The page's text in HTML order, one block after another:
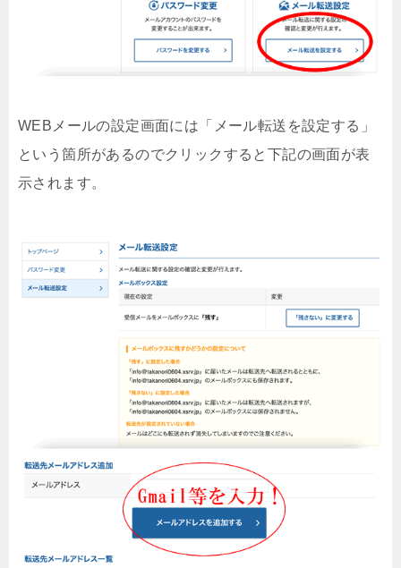
WEBメールの設定画面には「メール転送を設定する」
という箇所があるのでクリックすると下記の画面が表
示されます。